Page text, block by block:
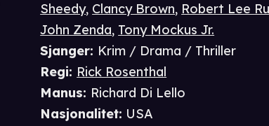
Sheedy, Clancy Brown, Robert Lee
John Zenda, Tony Mockus Jr.
Sjanger: Krim / Drama / Thriller
Regi: Rick Rosenthal
Manus: Richard Di Lello
Nasjonalitet: USA